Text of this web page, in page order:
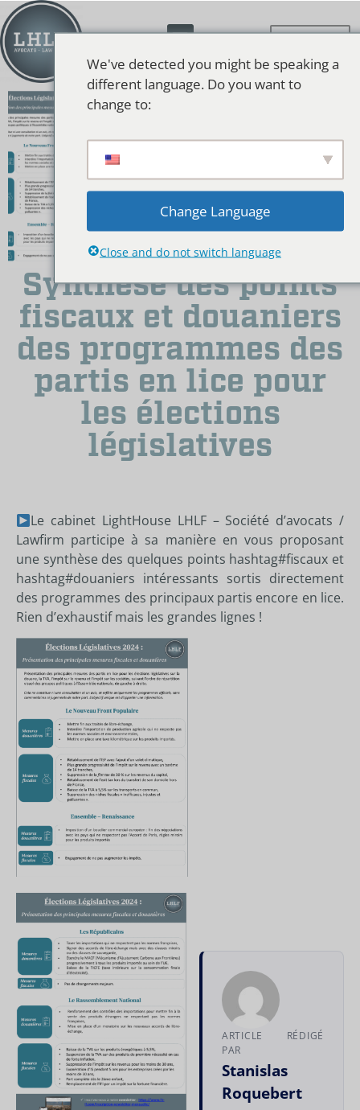
Synthèse des points
fiscaux et douaniers
des programmes des
partis en lice pour
les élections
législatives
Le cabinet LightHouse LHLF – Société d’avocats /
Lawfirm participe à sa manière en vous proposant
une synthèse des quelques points hashtag#fiscaux et
hashtag#douaniers intéressants sortis directement
des programmes des principaux partis encore en lice.
Rien d’exhaustif mais les grandes lignes !
ARTICLE RÉDIGÉ
PAR
Stanislas
Roquebert
We've detected you might be speaking a
different language. Do you want to
change to:
Change Language
Close and do not switch language